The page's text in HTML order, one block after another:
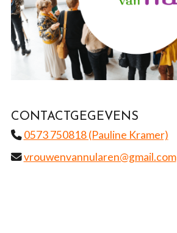
CONTACTGEGEVENS
0573 750818 (Pauline Kramer)
vrouwenvannularen@gmail.com